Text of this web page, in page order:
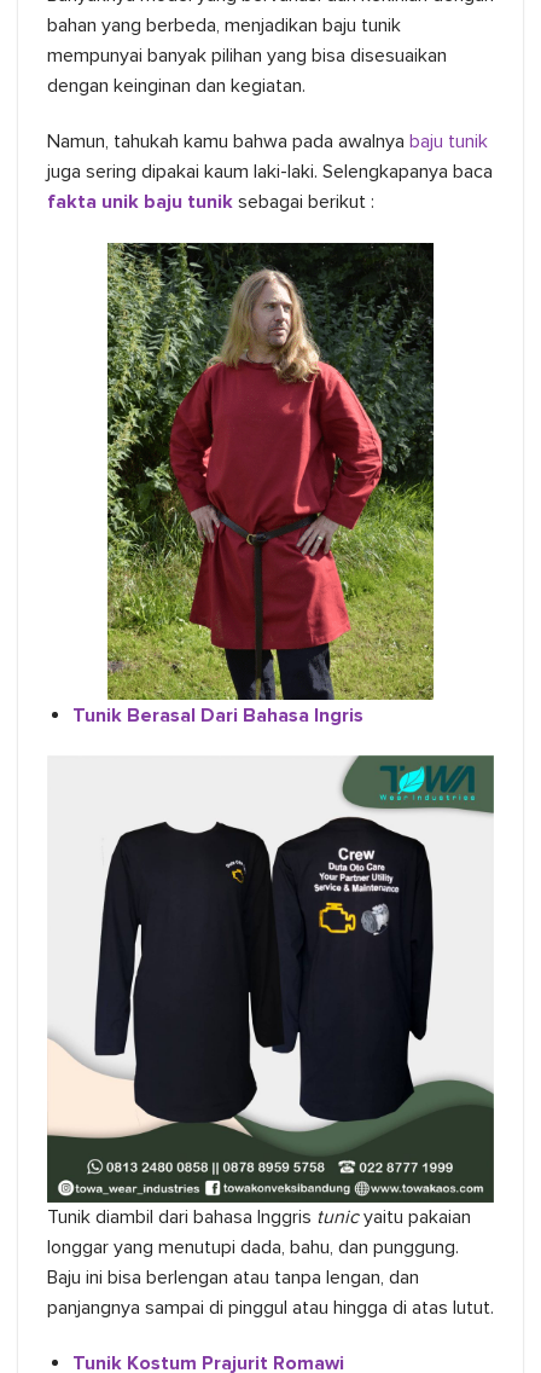
bahan yang berbeda, menjadikan baju tunik
mempunyai banyak pilihan yang bisa disesuaikan
dengan keinginan dan kegiatan.
Namun, tahukah kamu bahwa pada awalnya baju tunik
juga sering dipakai kaum laki-laki. Selengkapanya baca
fakta unik baju tunik sebagai berikut :
Tunik Berasal Dari Bahasa Ingris
Tunik diambil dari bahasa Inggris tunicyaitu pakaian
longgar yang menutupi dada, bahu, dan punggung.
Baju ini bisa berlengan atau tanpa lengan, dan
panjangnya sampai di pinggul atau hingga di atas lutut.
Tunik Kostum Prajurit Romawi